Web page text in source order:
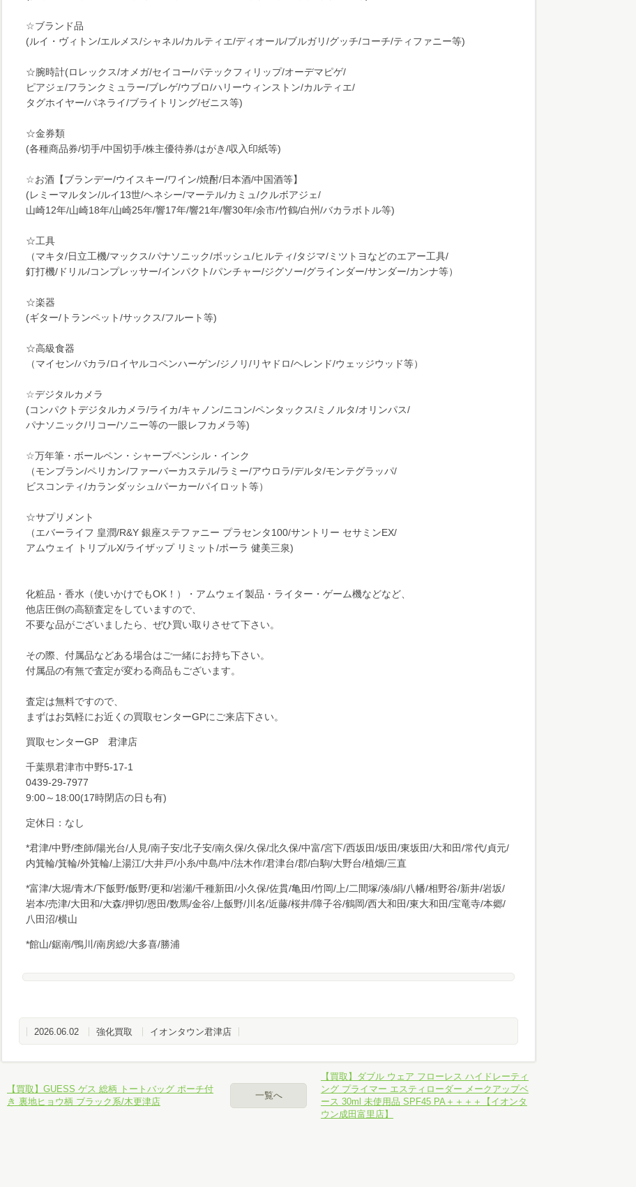
☆ブランド品
(ルイ・ヴィトン/エルメス/シャネル/カルティエ/ディオール/ブルガリ/グッチ/コーチ/ティファニー等)
☆腕時計(ロレックス/オメガ/セイコー/パテックフィリップ/オーデマピゲ/
ピアジェ/フランクミュラー/ブレゲ/ウブロ/ハリーウィンストン/カルティエ/
タグホイヤー/パネライ/ブライトリング/ゼニス等)
☆金券類
(各種商品券/切手/中国切手/株主優待券/はがき/収入印紙等)
☆お酒【ブランデー/ウイスキー/ワイン/焼酎/日本酒/中国酒等】
(レミーマルタン/ルイ13世/ヘネシー/マーテル/カミュ/クルボアジェ/
山崎12年/山崎18年/山崎25年/響17年/響21年/響30年/余市/竹鶴/白州/バカラボトル等)
☆工具
（マキタ/日立工機/マックス/パナソニック/ボッシュ/ヒルティ/タジマ/ミツトヨなどのエアー工具/
釘打機/ドリル/コンプレッサー/インパクト/パンチャー/ジグソー/グラインダー/サンダー/カンナ等）
☆楽器
(ギター/トランペット/サックス/フルート等)
☆高級食器
（マイセン/バカラ/ロイヤルコペンハーゲン/ジノリ/リヤドロ/ヘレンド/ウェッジウッド等）
☆デジタルカメラ
(コンパクトデジタルカメラ/ライカ/キャノン/ニコン/ペンタックス/ミノルタ/オリンパス/
パナソニック/リコー/ソニー等の一眼レフカメラ等)
☆万年筆・ボールペン・シャープペンシル・インク
（モンブラン/ペリカン/ファーバーカステル/ラミー/アウロラ/デルタ/モンテグラッパ/
ビスコンティ/カランダッシュ/パーカー/パイロット等）
☆サプリメント
（エバーライフ 皇潤/R&Y 銀座ステファニー プラセンタ100/サントリー セサミンEX/
アムウェイ トリプルX/ライザップ リミット/ポーラ 健美三泉)
化粧品・香水（使いかけでもOK！）・アムウェイ製品・ライター・ゲーム機などなど、
他店圧倒の高額査定をしていますので、
不要な品がございましたら、ぜひ買い取りさせて下さい。
その際、付属品などある場合はご一緒にお持ち下さい。
付属品の有無で査定が変わる商品もございます。
査定は無料ですので、
まずはお気軽にお近くの買取センターGPにご来店下さい。
買取センターGP 君津店
千葉県君津市中野5-17-1
0439-29-7977
9:00～18:00(17時閉店の日も有)
定休日：なし
*君津/中野/杢師/陽光台/人見/南子安/北子安/南久保/久保/北久保/中富/宮下/西坂田/坂田/東坂田/大和田/常代/貞元/
内箕輪/箕輪/外箕輪/上湯江/大井戸/小糸/中島/中/法木作/君津台/郡/白駒/大野台/植畑/三直
*富津/大堀/青木/下飯野/飯野/更和/岩瀬/千種新田/小久保/佐貫/亀田/竹岡/上/二間塚/湊/絹/八幡/相野谷/新井/岩坂/
岩本/売津/大田和/大森/押切/恩田/数馬/金谷/上飯野/川名/近藤/桜井/障子谷/鶴岡/西大和田/東大和田/宝竜寺/本郷/
八田沼/横山
*館山/鋸南/鴨川/南房総/大多喜/勝浦
2026.06.02 強化買取 イオンタウン君津店
【買取】GUESS ゲス 総柄 トートバッグ ポーチ付
き 裏地ヒョウ柄 ブラック系/木更津店
一覧へ
【買取】ダブル ウェア フローレス ハイドレーティ
ング プライマー エスティローダー メークアップベ
ース 30ml 未使用品 SPF45 PA＋＋＋＋【イオンタ
ウン成田富里店】
パソコン、スマホでお手軽カンタン無料査定
メール査定
スカイプ査定